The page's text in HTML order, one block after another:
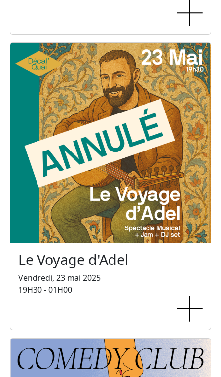
Le Voyage d'Adel
Vendredi, 23 mai 2025
19H30 - 01H00